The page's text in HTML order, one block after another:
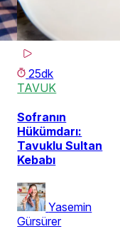
25dk
TAVUK
Sofranın
Hükümdarı:
Tavuklu Sultan
Kebabı
Yasemin
Gürsürer